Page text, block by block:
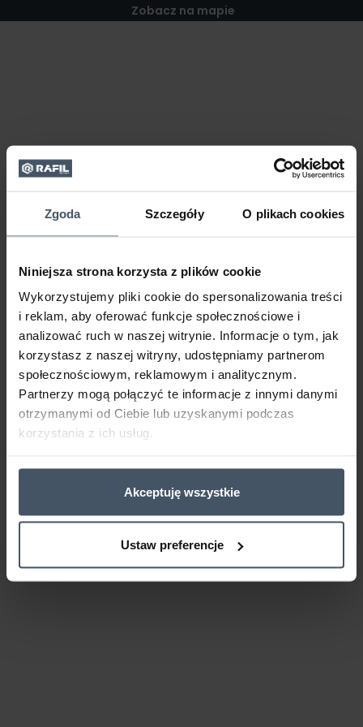
Zgoda Szczegóły O plikach cookies
Niniejsza strona korzysta z plików cookie
Wykorzystujemy pliki cookie do spersonalizowania treści
i reklam, aby oferować funkcje społecznościowe i
analizować ruch w naszej witrynie. Informacje o tym, jak
korzystasz z naszej witryny, udostępniamy partnerom
społecznościowym, reklamowym i analitycznym.
Partnerzy mogą połączyć te informacje z innymi danymi
otrzymanymi od Ciebie lub uzyskanymi podczas
korzystania z ich usług.
Akceptuję wszystkie
Ustaw preferencje
Zobacz na mapie